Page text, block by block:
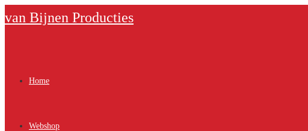
naar
van Bijnen Producties
Home
Webshop